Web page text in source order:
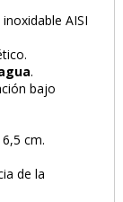
AISI
.
bajo
cm.
de la